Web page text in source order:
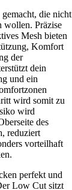
die nicht
wollen. Präzise
Mesh bieten
Komfort
der
dein
und ein
wird somit zu
wird
des
reduziert
vorteilhaft
perfekt und
Low Cut sitzt